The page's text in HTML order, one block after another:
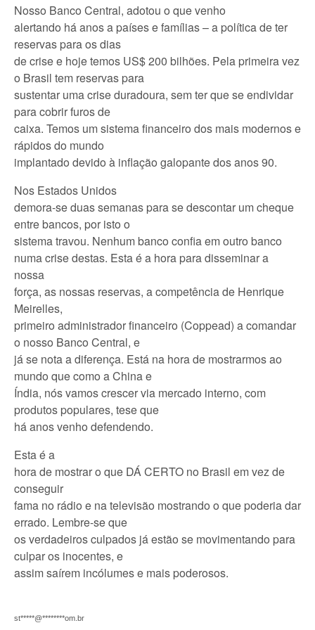
Nosso Banco Central, adotou o que venho
alertando há anos a países e famílias – a política de ter
reservas para os dias
de crise e hoje temos US$ 200 bilhões. Pela primeira vez
o Brasil tem reservas para
sustentar uma crise duradoura, sem ter que se endividar
para cobrir furos de
caixa. Temos um sistema financeiro dos mais modernos e
rápidos do mundo
implantado devido à inflação galopante dos anos 90.
Nos Estados Unidos
demora-se duas semanas para se descontar um cheque
entre bancos, por isto o
sistema travou. Nenhum banco confia em outro banco
numa crise destas. Esta éa hora para disseminar a
nossa
força, as nossas reservas, a competência de Henrique
Meirelles,
primeiro administrador financeiro (Coppead) a comandar
o nosso Banco Central, e
já se nota a diferença. Está na hora de mostrarmos ao
mundo que como a China e
Índia, nós vamos crescer via mercado interno, com
produtos populares, tese que
há anos venho defendendo.
Esta éa
horade mostrar o que DÁ CERTO no Brasil em vez de
conseguir
fama no rádio e na televisão mostrando o que poderia dar
errado. Lembre-se que
os verdadeiros culpados já estão se movimentando para
culpar os inocentes, e
assim saírem incólumes e mais poderosos.
st*****@********om.br